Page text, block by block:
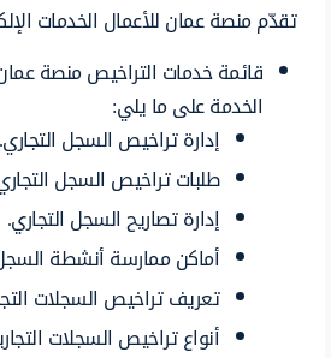
تقدّم منصة عمان للأعمال الخدمات
قائمة خدمات التراخيص منصة
الخدمة على ما يلي:
إدارة تراخيص السجل التجاري.
طلبات تراخيص السجل
إدارة تصاريح السجل التجاري.
أماكن ممارسة أنشطة
تعريف تراخيص السجلات
أنواع تراخيص السجلات